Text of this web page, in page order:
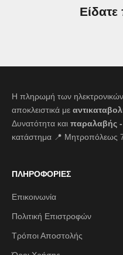
Η πληρωμή των ηλεκτρονικών
αποκλειστικά με
Δυνατότητα και παραλαβής
κατάστημα 📍 Μητροπόλεως
ΠΛΗΡΟΦΟΡΙΕΣ
Επικοινωνία
Πολιτική Επιστροφών
Τρόποι Αποστολής